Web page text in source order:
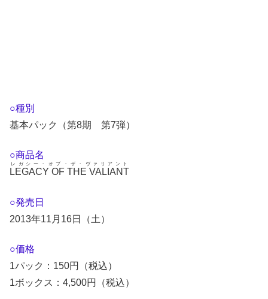
○種別
基本パック（第8期 第7弾）
○商品名
LEGACY OF THE VALIANT
レガシー・オブ・ザ・ヴァリアント
○発売日
2013年11月16日（土）
○価格
1パック：150円（税込）
1ボックス：4,500円（税込）